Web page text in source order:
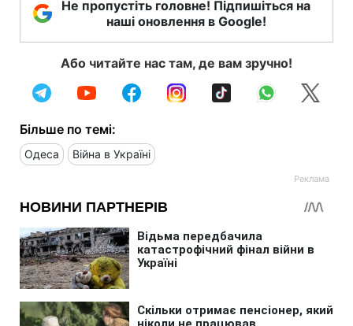
Не пропустіть головне! Підпишіться на
наші оновлення в Google!
Або читайте нас там, де вам зручно!
Більше по темі:
Одеса Війна в Україні